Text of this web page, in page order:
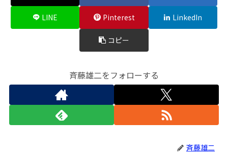
LINE Pinterest LinkedIn
コピー
斉藤雄二をフォローする
斉藤雄二